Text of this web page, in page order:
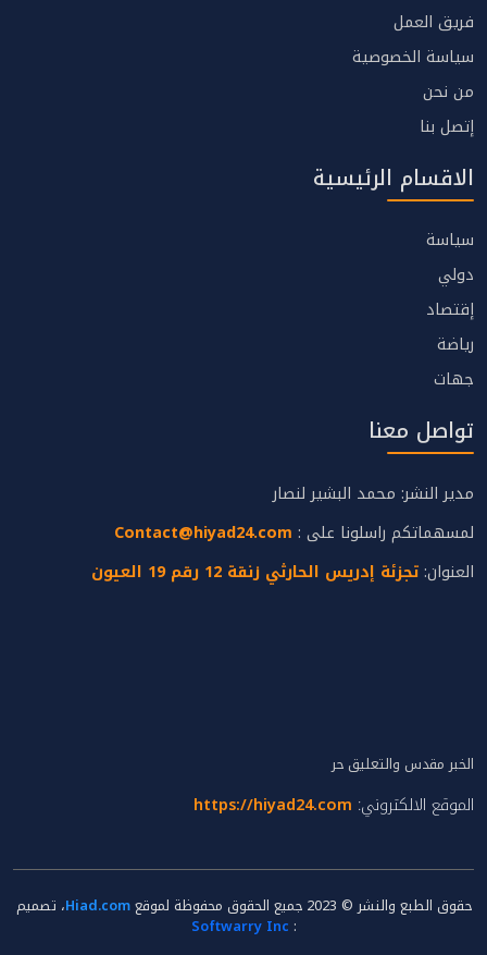
فريق العمل
سياسة الخصوصية
من نحن
إتصل بنا
الاقسام الرئيسية
سياسة
دولي
إقتصاد
رياضة
جهات
تواصل معنا
مدير النشر: محمد البشير لنصار
لمسهماتكم راسلونا على : Contact@hiyad24.com
العنوان:تجزئة إدريس الحارثي زنقة 12 رقم 19 العيون
الخبر مقدس والتعليق حر
الموقع الالكتروني:
حقوق الطبع والنشر © 2023 جميع الحقوق محفوظة لموقع Hiad.com، تصميم
:
Softwarry Inc